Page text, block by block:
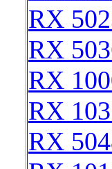
RX
RX
RX
RX
RX